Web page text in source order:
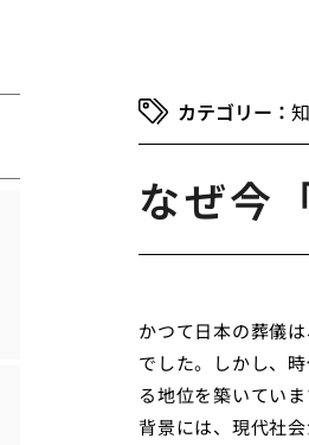
なぜ今
かつて日本の葬儀
でした。しかし、
る地位を築いてい
背景には、現代社